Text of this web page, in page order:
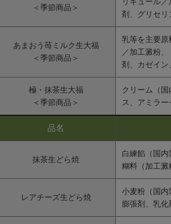
＜季節商品＞
剤、グリセリ
あまおう苺ミルク生大福
＜季節商品＞
乳等を主要原
／加工澱粉
剤、カゼイン
極・抹茶生大福
＜季節商品＞
クリーム（
ス、アミラー
品名
抹茶生どら焼
白練餡（国
糊料（加工澱
レアチーズ生どら焼
小麦粉（国内
膨張剤、乳化